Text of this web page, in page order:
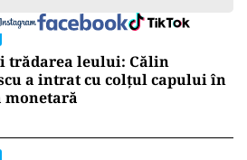
trădarea leului: Călin
a intrat cu colțul capului în